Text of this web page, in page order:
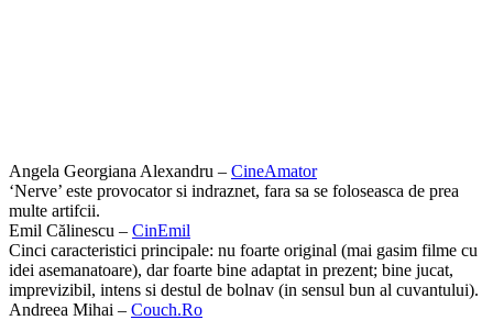
Angela Georgiana Alexandru – CineAmator
‘Nerve’ este provocator si indraznet, fara sa se foloseasca de prea
multe artifcii.
Emil Călinescu – CinEmil
Cinci caracteristici principale: nu foarte original (mai gasim filme cu
idei asemanatoare), dar foarte bine adaptat in prezent; bine jucat,
imprevizibil, intens si destul de bolnav (in sensul bun al cuvantului).
Andreea Mihai – Couch.Ro